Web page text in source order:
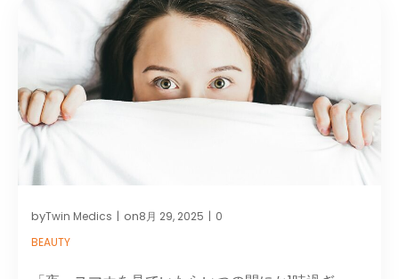
byTwin Medics | on8月 29, 2025 | 0
BEAUTY